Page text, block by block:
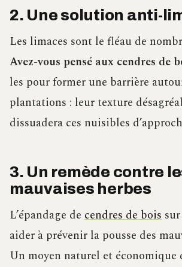
2. Une solution anti-
Les limaces sont le fléau de
Avez-vous pensé aux cendres de
les pour former une barrière
plantations : leur texture
dissuadera ces nuisibles
3. Un remède contre
mauvaises herbes
L’épandage de cendres de bois
aider à prévenir la pousse des
Un moyen naturel et économique